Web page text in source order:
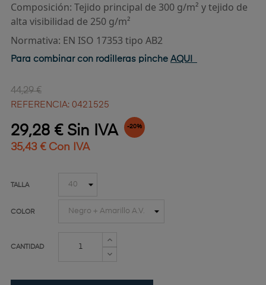
Composición: Tejido principal de 300 g/m² y tejido de
alta visibilidad de 250 g/m²
Normativa: EN ISO 17353 tipo AB2
Para combinar con rodilleras pinche AQUI
44,29 €
REFERENCIA: 0421525
29,28 € Sin IVA -20%
35,43 € Con IVA
TALLA
COLOR
CANTIDAD